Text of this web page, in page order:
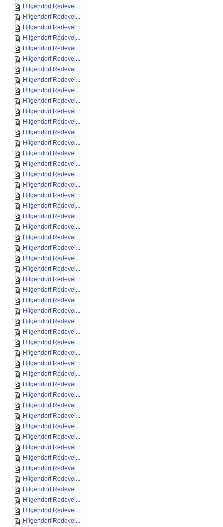
Hilgendorf Redevel...
Hilgendorf Redevel...
Hilgendorf Redevel...
Hilgendorf Redevel...
Hilgendorf Redevel...
Hilgendorf Redevel...
Hilgendorf Redevel...
Hilgendorf Redevel...
Hilgendorf Redevel...
Hilgendorf Redevel...
Hilgendorf Redevel...
Hilgendorf Redevel...
Hilgendorf Redevel...
Hilgendorf Redevel...
Hilgendorf Redevel...
Hilgendorf Redevel...
Hilgendorf Redevel...
Hilgendorf Redevel...
Hilgendorf Redevel...
Hilgendorf Redevel...
Hilgendorf Redevel...
Hilgendorf Redevel...
Hilgendorf Redevel...
Hilgendorf Redevel...
Hilgendorf Redevel...
Hilgendorf Redevel...
Hilgendorf Redevel...
Hilgendorf Redevel...
Hilgendorf Redevel...
Hilgendorf Redevel...
Hilgendorf Redevel...
Hilgendorf Redevel...
Hilgendorf Redevel...
Hilgendorf Redevel...
Hilgendorf Redevel...
Hilgendorf Redevel...
Hilgendorf Redevel...
Hilgendorf Redevel...
Hilgendorf Redevel...
Hilgendorf Redevel...
Hilgendorf Redevel...
Hilgendorf Redevel...
Hilgendorf Redevel...
Hilgendorf Redevel...
Hilgendorf Redevel...
Hilgendorf Redevel...
Hilgendorf Redevel...
Hilgendorf Redevel...
Hilgendorf Redevel...
Hilgendorf Redevel...